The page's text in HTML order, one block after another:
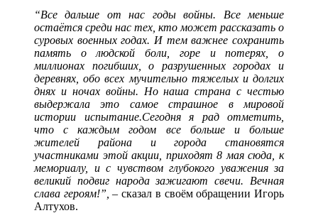
“Все дальше от нас годы войны. Все меньше
остаётся среди нас тех, кто может рассказать о
суровых военных годах. И тем важнее сохранить
память о людской боли, горе и потерях, о
миллионах погибших, о разрушенных городах и
деревнях, обо всех мучительно тяжелых и долгих
днях и ночах войны. Но наша страна с честью
выдержала это самое страшное в мировой
истории испытание.Сегодня я рад отметить,
что с каждым годом все больше и больше
жителей района и города становятся
участниками этой акции, приходят 8 мая сюда, к
мемориалу, и с чувством глубокого уважения за
великий подвиг народа зажигают свечи. Вечная
слава героям!”, – сказал в своём обращении Игорь
Алтухов.